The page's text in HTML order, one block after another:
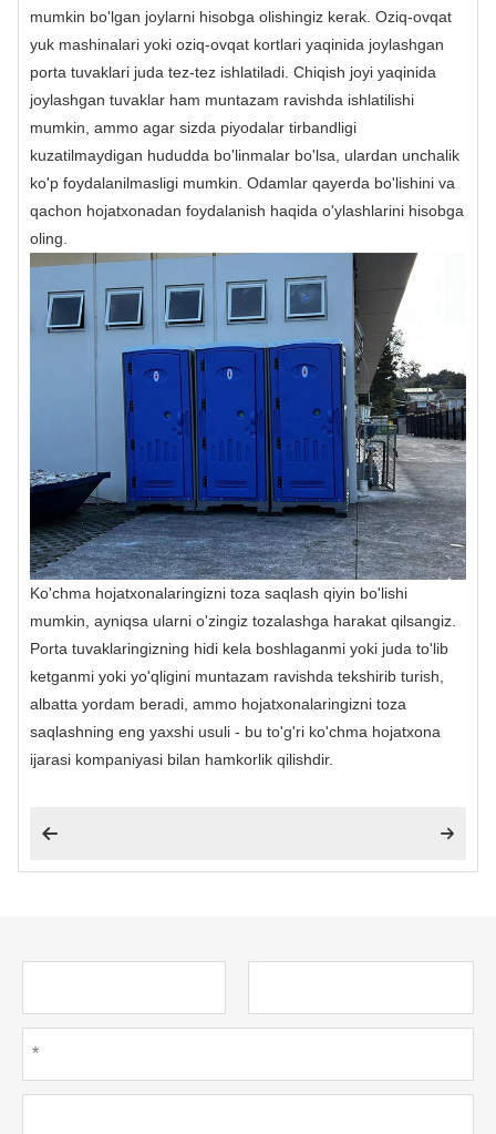
mumkin bo'lgan joylarni hisobga olishingiz kerak. Oziq-ovqat
yuk mashinalari yoki oziq-ovqat kortlari yaqinida joylashgan
porta tuvaklari juda tez-tez ishlatiladi. Chiqish joyi yaqinida
joylashgan tuvaklar ham muntazam ravishda ishlatilishi
mumkin, ammo agar sizda piyodalar tirbandligi
kuzatilmaydigan hududda bo'linmalar bo'lsa, ulardan unchalik
ko'p foydalanilmasligi mumkin. Odamlar qayerda bo'lishini va
qachon hojatxonadan foydalanish haqida o'ylashlarini hisobga
oling.
Ko'chma hojatxonalaringizni toza saqlash qiyin bo'lishi
mumkin, ayniqsa ularni o'zingiz tozalashga harakat qilsangiz.
Porta tuvaklaringizning hidi kela boshlaganmi yoki juda to'lib
ketganmi yoki yo'qligini muntazam ravishda tekshirib turish,
albatta yordam beradi, ammo hojatxonalaringizni toza
saqlashning eng yaxshi usuli - bu to'g'ri ko'chma hojatxona
ijarasi kompaniyasi bilan hamkorlik qilishdir.
 